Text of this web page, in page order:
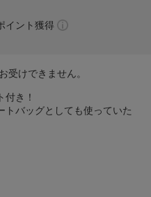
イント獲得
受けできません。
き！
トバッグとしても使っていた